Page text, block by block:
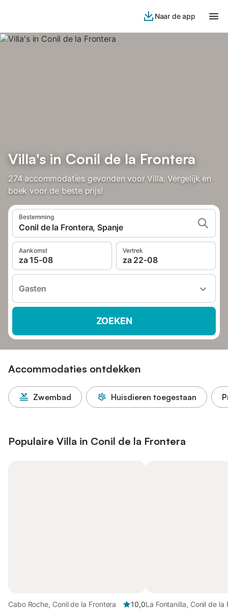
Naar de app
Villa's in Conil de la Frontera
274 accommodaties gevonden voor Villa. Vergelijk en
boek voor de beste prijs!
Bestemming
Conil de la Frontera, Spanje
Aankomst
za 15-08
Vertrek
za 22-08
Gasten
ZOEKEN
Accommodaties ontdekken
Zwembad Huisdieren toegestaan
Populaire Villa in Conil de la Frontera
Cabo Roche, Conil de la Frontera
10,0La Fontanilla, Conil de la